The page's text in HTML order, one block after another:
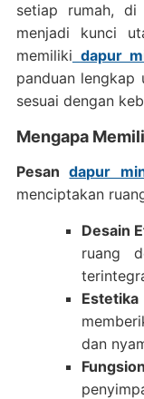
setiap rumah, di
menjadi kunci
memiliki dapur
panduan lengkap
sesuai dengan
Mengapa
Pesandapur
menciptakan
Desain
ruang
dan